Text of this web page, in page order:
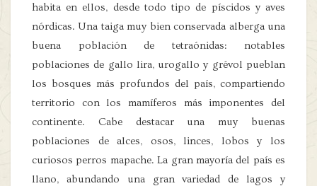
habita en ellos, desde todo tipo de píscidos y aves
nórdicas. Una taiga muy bien conservada alberga una
buena población de tetraónidas: notables
poblaciones de gallo lira, urogallo y grévol pueblan
los bosques más profundos del país, compartiendo
territorio con los mamíferos más imponentes del
continente. Cabe destacar una muy buenas
poblaciones de alces, osos, linces, lobos y los
curiosos perros mapache. La gran mayoría del país es
llano, abundando una gran variedad de lagos y